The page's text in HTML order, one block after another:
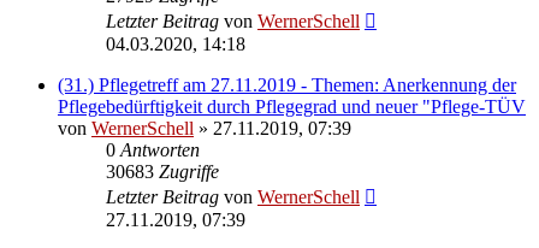
Letzter Beitrag von WernerSchell
04.03.2020, 14:18
(31.) Pflegetreff am 27.11.2019 - Themen: Anerkennung der
Pflegebedürftigkeit durch Pflegegrad und neuer "Pflege-TÜV
von WernerSchell » 27.11.2019, 07:39
0 Antworten
30683 Zugriffe
Letzter Beitrag von WernerSchell
27.11.2019, 07:39